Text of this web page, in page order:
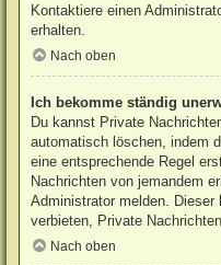
Kontaktiere einen
erhalten.
Nach oben
Ich bekomme ständig
Du kannst Private
automatisch löschen, indem
eine entsprechende Regel
Nachrichten von jemandem
Administrator melden.
verbieten, Private
Nach oben